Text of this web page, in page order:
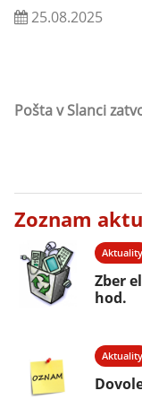
25.08.2025
Dňa
Pošta v Slanci
Zoznam
Aktuality
Zber
hod.
Aktuality